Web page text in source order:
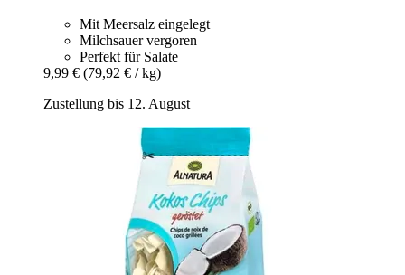
Mit Meersalz eingelegt
Milchsauer vergoren
Perfekt für Salate
9,99 € (79,92 € / kg)
Zustellung bis 12. August